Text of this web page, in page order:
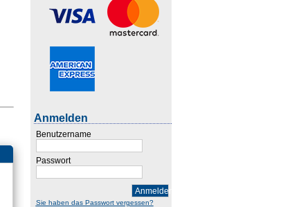
Anmelden
Benutzername
Passwort
Anmelden
Sie haben das Passwort vergessen?